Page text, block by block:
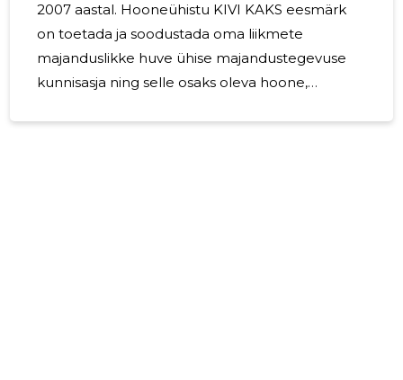
2007 aastal. Hooneühistu KIVI KAKS eesmärk
on toetada ja soodustada oma liikmete
majanduslikke huve ühise majandustegevuse
kunnisasja ning selle osaks oleva hoone,